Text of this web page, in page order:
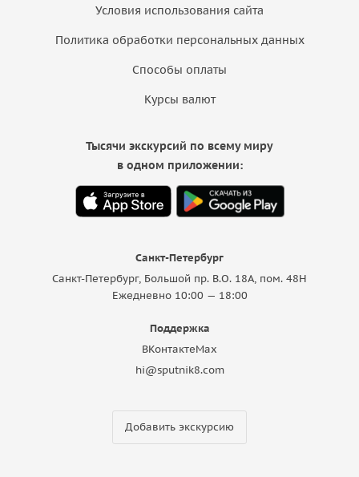
Условия использования сайта
Политика обработки персональных данных
Способы оплаты
Курсы валют
Санкт-Петербург
Санкт-Петербург, Большой пр. В.О. 18A, пом. 48Н
Ежедневно 10:00 — 18:00
Поддержка
ВКонтактеMax
hi@sputnik8.com
Добавить экскурсию
Тысячи экскурсий по всему миру
в одном приложении: